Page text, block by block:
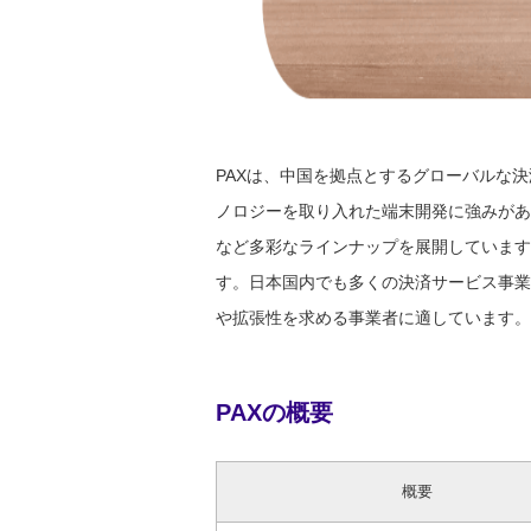
PAXは、中国を拠点とするグローバルな
ノロジーを取り入れた端末開発に強みが
など多彩なラインナップを展開していま
す。日本国内でも多くの決済サービス事
や拡張性を求める事業者に適しています。
PAXの概要
概要